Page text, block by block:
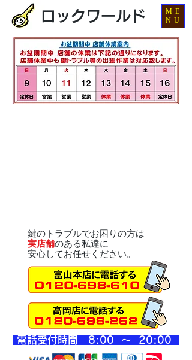
ロックワールド
鍵のトラブルでお困りの方は
実店舗のある私達に
安心してお任せください。
​電話受付時間 8:00 ～ 20:00
ME
NU